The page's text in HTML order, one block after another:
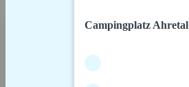
Campingplatz Ahretal